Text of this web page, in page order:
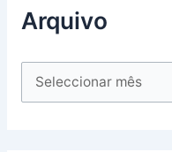
Arquivo